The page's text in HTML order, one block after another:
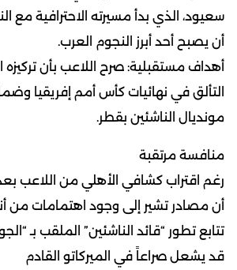
سعيود، الذي بدأ مسيرته الاحترافية مع
أن يصبح أحد أبرز النجوم العرب.
أهداف مستقبلية: صرح اللاعب بأن
التألق في نهائيات كأس أمم إفريقيا
مونديال الناشئين بقطر.
منافسة مرتقبة
رغم اقتراب كشافي الأهلي من اللاعب بعد
أن مصادر تشير إلى وجود اهتمامات من
تتابع تطور “قائد الناشئين” الملقب بـ
قد يشعل صراعاً في الميركاتو القادم